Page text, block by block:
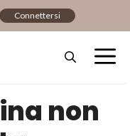
Connettersi
non